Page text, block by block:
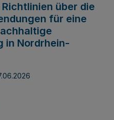
über die
für eine
in Nordrhein-